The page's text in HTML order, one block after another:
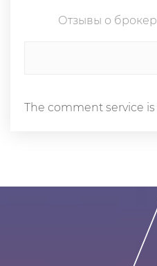
Отзывы о
The comment service